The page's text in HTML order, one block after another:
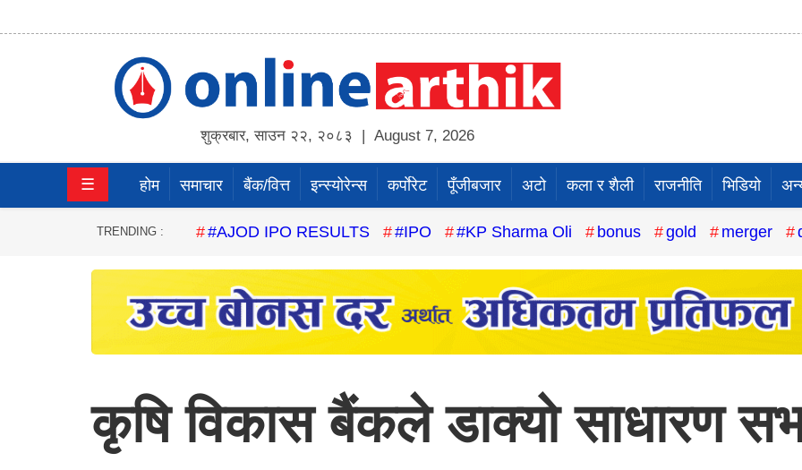
शुक्रबार,साउन २२, २०८३ | August 7, 2026
बैंक/
☰ होम समाचार बैंक/वित्त इन्स्योरेन्स कर्पाेरेट पूँजीबजार अटो कला र शैली राजनीति भिडियो
TRENDING : #AJOD IPO RESULTS #IPO #KP Sharma Oli bonus gold merger
कृषि विकास बैंकले डाक्यो साधारण